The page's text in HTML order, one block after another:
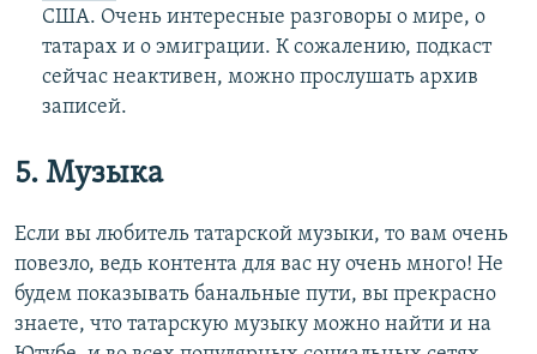
США. Очень интересные разговоры о мире, о
татарах и о эмиграции. К сожалению, подкаст
сейчас неактивен, можно прослушать архив
записей.
5. Музыка
Если вы любитель татарской музыки, то вам очень
повезло, ведь контента для вас ну очень много! Не
будем показывать банальные пути, вы прекрасно
знаете, что татарскую музыку можно найти и на